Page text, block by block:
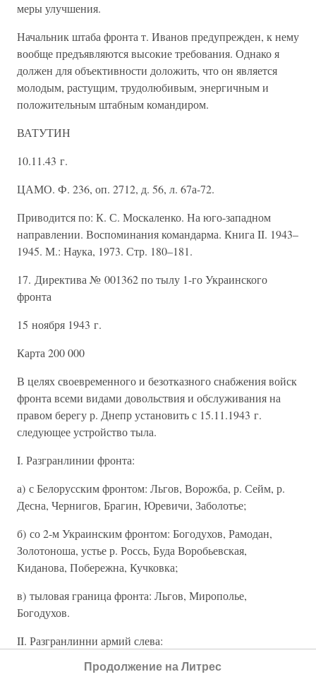
меры улучшения.
Начальник штаба фронта т. Иванов предупрежден, к нему
вообще предъявляются высокие требования. Однако я
должен для объективности доложить, что он является
молодым, растущим, трудолюбивым, энергичным и
положительным штабным командиром.
ВАТУТИН
10.11.43 г.
ЦАМО. Ф. 236, оп. 2712, д. 56, л. 67а-72.
Приводится по: К. С. Москаленко. На юго-западном
направлении. Воспоминания командарма. Книга II. 1943–
1945. М.: Наука, 1973. Стр. 180–181.
17. Директива № 001362 по тылу 1-го Украинского
фронта
15 ноября 1943 г.
Карта 200 000
В целях своевременного и безотказного снабжения войск
фронта всеми видами довольствия и обслуживания на
правом берегу р. Днепр установить с 15.11.1943 г.
следующее устройство тыла.
I. Разгранлинии фронта:
а) с Белорусским фронтом: Льгов, Ворожба, р. Сейм, р.
Десна, Чернигов, Брагин, Юревичи, Заболотье;
б) со 2-м Украинским фронтом: Богодухов, Рамодан,
Золотоноша, устье р. Россь, Буда Воробьевская,
Киданова, Побережна, Кучковка;
в) тыловая граница фронта: Льгов, Мирополье,
Богодухов.
II. Разгранлинни армий слева:
13– я армия – (иск.). Бахмач, Веркиевка, Чемер, Моровск,
Продолжение на Литрес